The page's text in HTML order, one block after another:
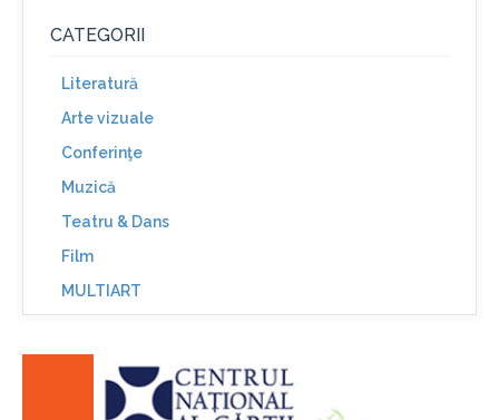
CATEGORII
Literatură
Arte vizuale
Conferinţe
Muzică
Teatru & Dans
Film
MULTIART